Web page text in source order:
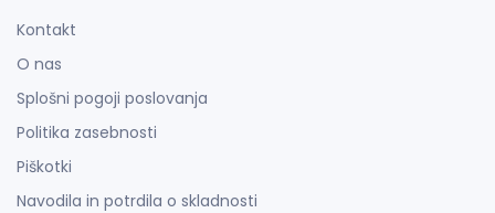
Kontakt
O nas
Splošni pogoji poslovanja
Politika zasebnosti
Piškotki
Navodila in potrdila o skladnosti